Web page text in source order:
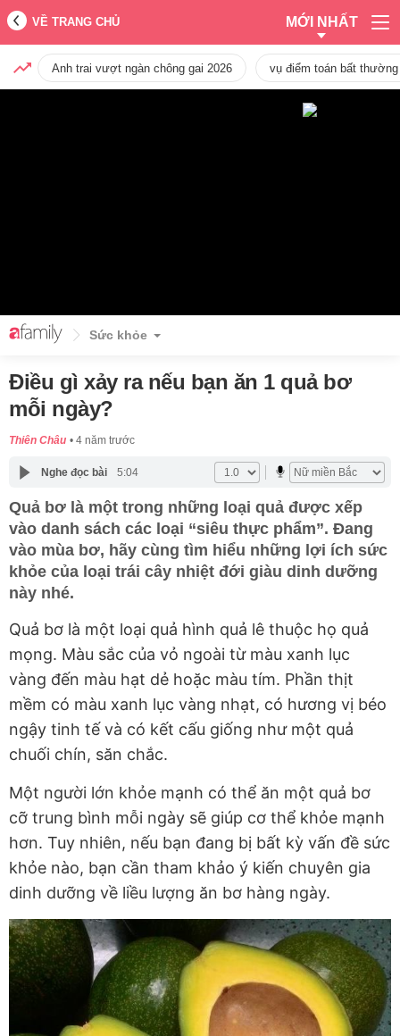
VỀ TRANG CHỦ MỚI NHẤT
Anh trai vượt ngàn chông gai 2026 vụ điểm toán bất
Sức khỏe
Điều gì xảy ra nếu bạn ăn 1 quả bơ
mỗi ngày?
Thiên Châu 4 năm trước
Nghe đọc bài 5:04
Quả bơ là một trong những loại quả được xếp
vào danh sách các loại “siêu thực phẩm”. Đang
vào mùa bơ, hãy cùng tìm hiểu những lợi ích sức
khỏe của loại trái cây nhiệt đới giàu dinh dưỡng
này nhé.
Quả bơ là một loại quả hình quả lê thuộc họ quả
mọng. Màu sắc của vỏ ngoài từ màu xanh lục
vàng đến màu hạt dẻ hoặc màu tím. Phần thịt
mềm có màu xanh lục vàng nhạt, có hương vị béo
ngậy tinh tế và có kết cấu giống như một quả
chuối chín, săn chắc.
Một người lớn khỏe mạnh có thể ăn một quả bơ
cỡ trung bình mỗi ngày sẽ giúp cơ thể khỏe mạnh
hơn. Tuy nhiên, nếu bạn đang bị bất kỳ vấn đề sức
khỏe nào, bạn cần tham khảo ý kiến chuyên gia
dinh dưỡng về liều lượng ăn bơ hàng ngày.